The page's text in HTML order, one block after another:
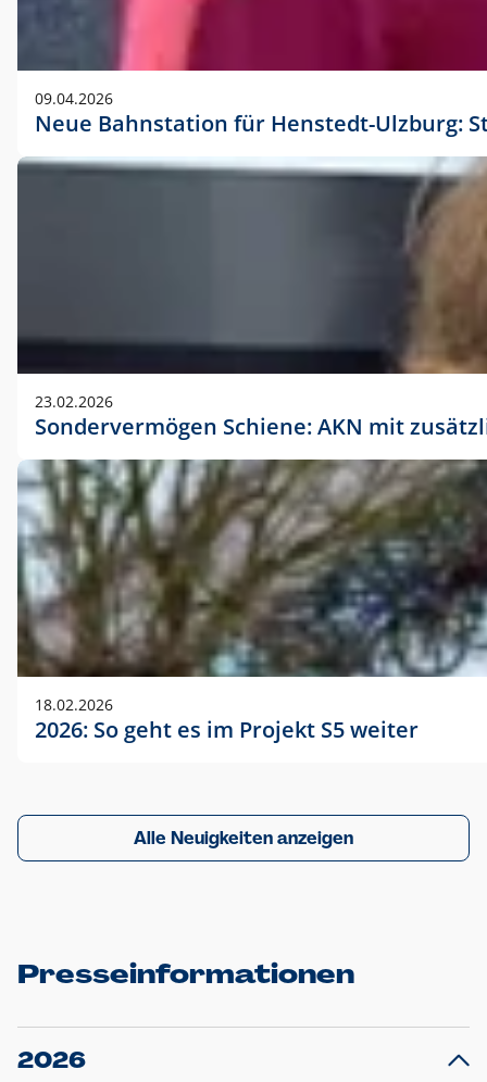
09.04.2026
Neue Bahnstation für Henstedt-Ulzburg:
23.02.2026
Sondervermögen Schiene: AKN mit
18.02.2026
2026: So geht es im Projekt S5 weiter
Alle Neuigkeiten anzeigen
Presseinformationen
2026